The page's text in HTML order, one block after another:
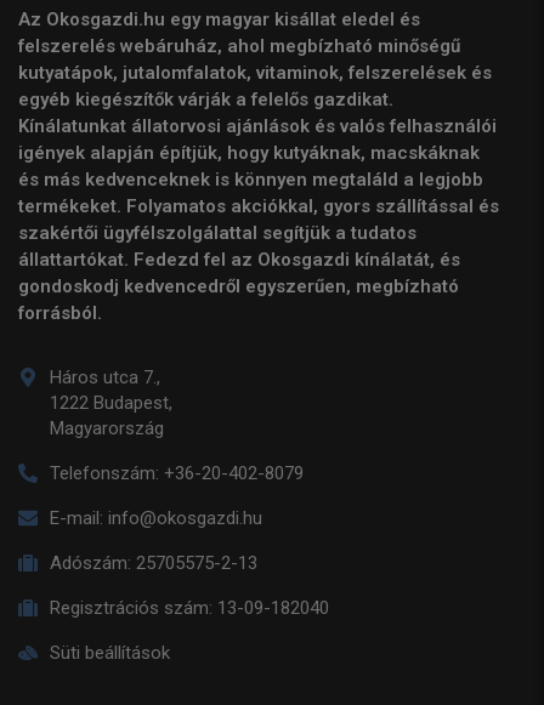
Az Okosgazdi.hu egy magyar kisállat eledel és
felszerelés webáruház, ahol megbízható minőségű
kutyatápok, jutalomfalatok, vitaminok, felszerelések és
egyéb kiegészítők várják a felelős gazdikat.
Kínálatunkat állatorvosi ajánlások és valós felhasználói
igények alapján építjük, hogy kutyáknak, macskáknak
és más kedvenceknek is könnyen megtaláld a legjobb
termékeket. Folyamatos akciókkal, gyors szállítással és
szakértői ügyfélszolgálattal segítjük a tudatos
állattartókat. Fedezd fel az Okosgazdi kínálatát, és
gondoskodj kedvencedről egyszerűen, megbízható
forrásból.
Háros utca 7.,
1222 Budapest,
Magyarország
Telefonszám: +36-20-402-8079
E-mail: info@okosgazdi.hu
Adószám: 25705575-2-13
Regisztrációs szám: 13-09-182040
Süti beállítások